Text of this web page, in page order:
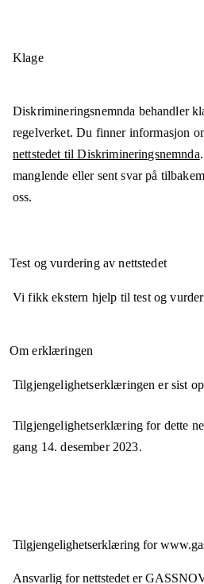
Klage
Diskrimineringsnemnda behandler
regelverket. Du finner informasjon
nettstedet til Diskrimineringsnemnda
manglende eller sent svar på
oss.
Test og vurdering av nettstedet
Vi fikk ekstern hjelp til test og
Om erklæringen
Tilgjengelighetserklæringen er sist
Tilgjengelighetserklæring for dette
gang 14. desember 2023.
Tilgjengelighets­erklæring for
Ansvarlig for nettstedet er